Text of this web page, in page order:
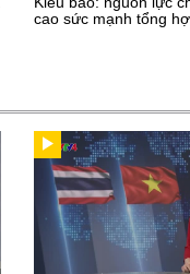
cao sức mạnh tổng